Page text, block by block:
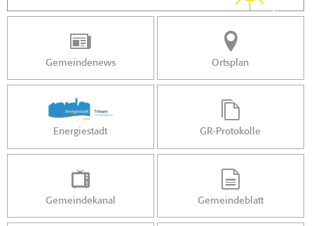
Gemeindenews Ortsplan
Energiestadt GR-Protokolle
Gemeindekanal Gemeindeblatt